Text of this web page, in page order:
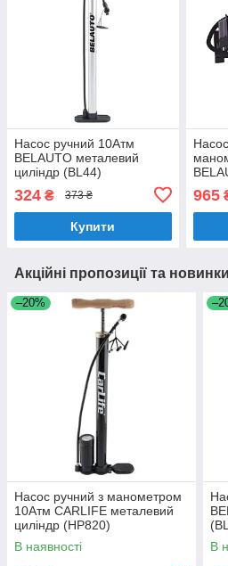
Насос ручний 10Атм
BELAUTO металевий
циліндр (BL44)
324 ₴ 373 ₴
Купити
965
Акційні пропозиції та новинки
–20%
Насос ручний з манометром
10Атм CARLIFE металевий
циліндр (HP820)
В наявності
В